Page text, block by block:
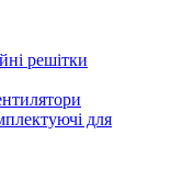
решітки
для